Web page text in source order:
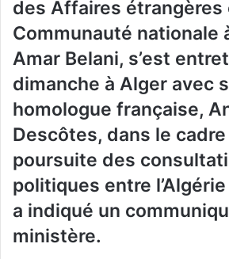
des Affaires étrangères
Communauté nationale
Amar Belani, s’est
dimanche à Alger avec
homologue française,
Descôtes, dans le
poursuite des
politiques entre
a indiqué un
ministère.